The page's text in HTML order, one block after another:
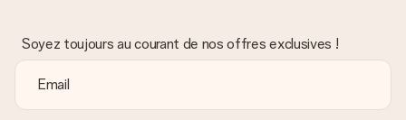
Soyez toujours au courant de nos offres exclusives !